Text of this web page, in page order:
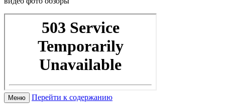
Меню Перейти к содержанию